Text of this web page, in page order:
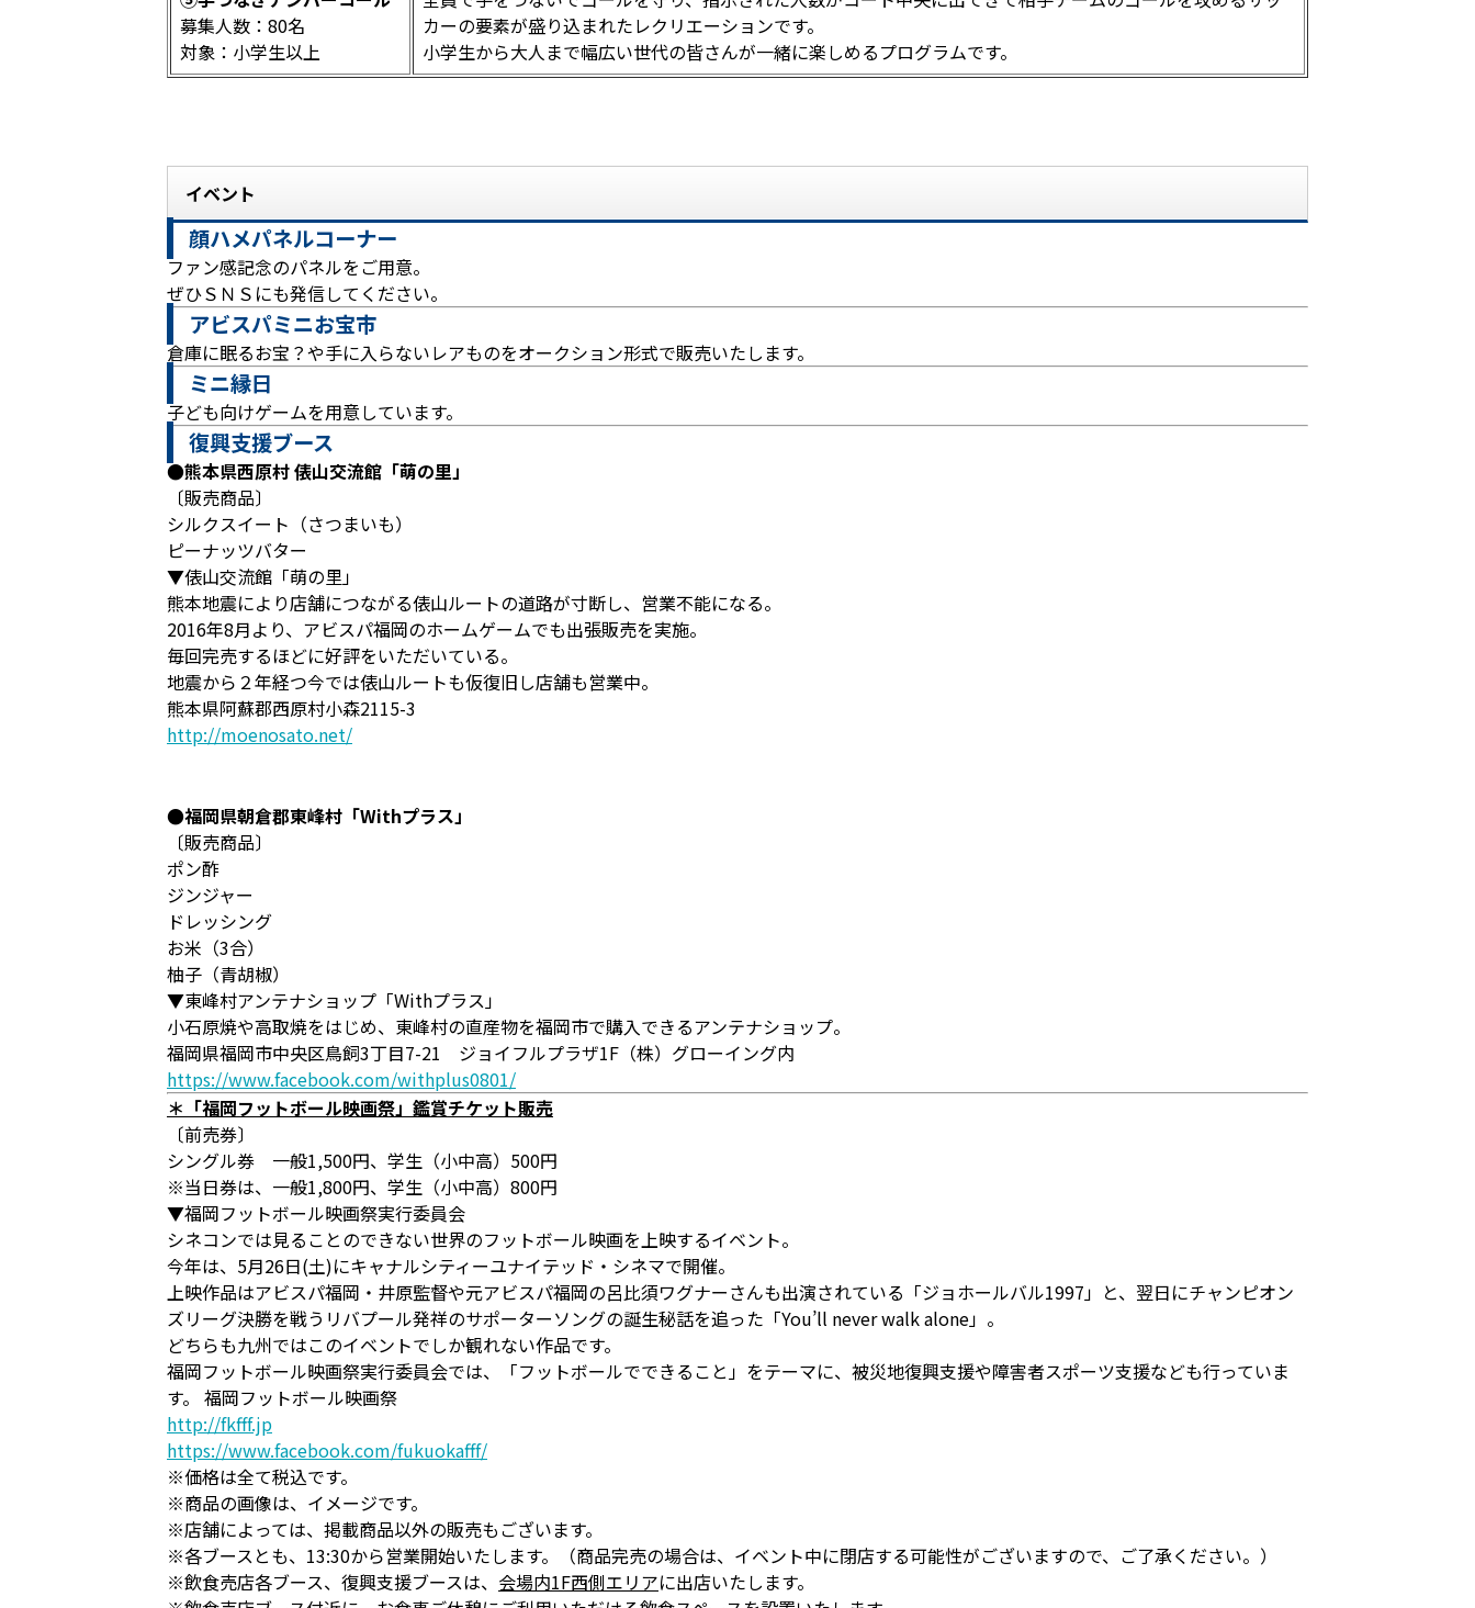
募集人数：80名
対象：小学生以上
カーの要素が盛り込まれたレクリエーションです。
小学生から大人まで幅広い世代の皆さんが一緒に楽しめるプログラムです。
イベント
顔ハメパネルコーナー
ファン感記念のパネルをご用意。
ぜひＳＮＳにも発信してください。
アビスパミニお宝市
倉庫に眠るお宝？や手に入らないレアものをオークション形式で販売いたします。
ミニ縁日
子ども向けゲームを用意しています。
復興支援ブース
●熊本県西原村 俵山交流館「萌の里」
〔販売商品〕
シルクスイート（さつまいも）
ピーナッツバター
▼俵山交流館「萌の里」
熊本地震により店舗につながる俵山ルートの道路が寸断し、営業不能になる。
2016年8月より、アビスパ福岡のホームゲームでも出張販売を実施。
毎回完売するほどに好評をいただいている。
地震から２年経つ今では俵山ルートも仮復旧し店舗も営業中。
熊本県阿蘇郡西原村小森2115-3
http://moenosato.net/
●福岡県朝倉郡東峰村「Withプラス」
〔販売商品〕
ポン酢
ジンジャー
ドレッシング
お米（3合）
柚子（青胡椒）
▼東峰村アンテナショップ「Withプラス」
小石原焼や高取焼をはじめ、東峰村の直産物を福岡市で購入できるアンテナショップ。
福岡県福岡市中央区鳥飼3丁目7-21 ジョイフルプラザ1F（株）グローイング内
https://www.facebook.com/withplus0801/
＊「福岡フットボール映画祭」鑑賞チケット販売
〔前売券〕
シングル券 一般1,500円、学生（小中高）500円
※当日券は、一般1,800円、学生（小中高）800円
▼福岡フットボール映画祭実行委員会
シネコンでは見ることのできない世界のフットボール映画を上映するイベント。
今年は、5月26日(土)にキャナルシティーユナイテッド・シネマで開催。
上映作品はアビスパ福岡・井原監督や元アビスパ福岡の呂比須ワグナーさんも出演されている「ジョホールバル1997」と、翌日にチャンピオン
ズリーグ決勝を戦うリバプール発祥のサポーターソングの誕生秘話を追った「You’ll never walk alone」。
どちらも九州ではこのイベントでしか観れない作品です。
福岡フットボール映画祭実行委員会では、「フットボールでできること」をテーマに、被災地復興支援や障害者スポーツ支援なども行っていま
す。 福岡フットボール映画祭
http://fkfff.jp
https://www.facebook.com/fukuokafff/
※価格は全て税込です。
※商品の画像は、イメージです。
※店舗によっては、掲載商品以外の販売もございます。
※各ブースとも、13:30から営業開始いたします。（商品完売の場合は、イベント中に閉店する可能性がございますので、ご了承ください。）
※飲食売店各ブース、復興支援ブースは、 会場内1F西側エリアに出店いたします。